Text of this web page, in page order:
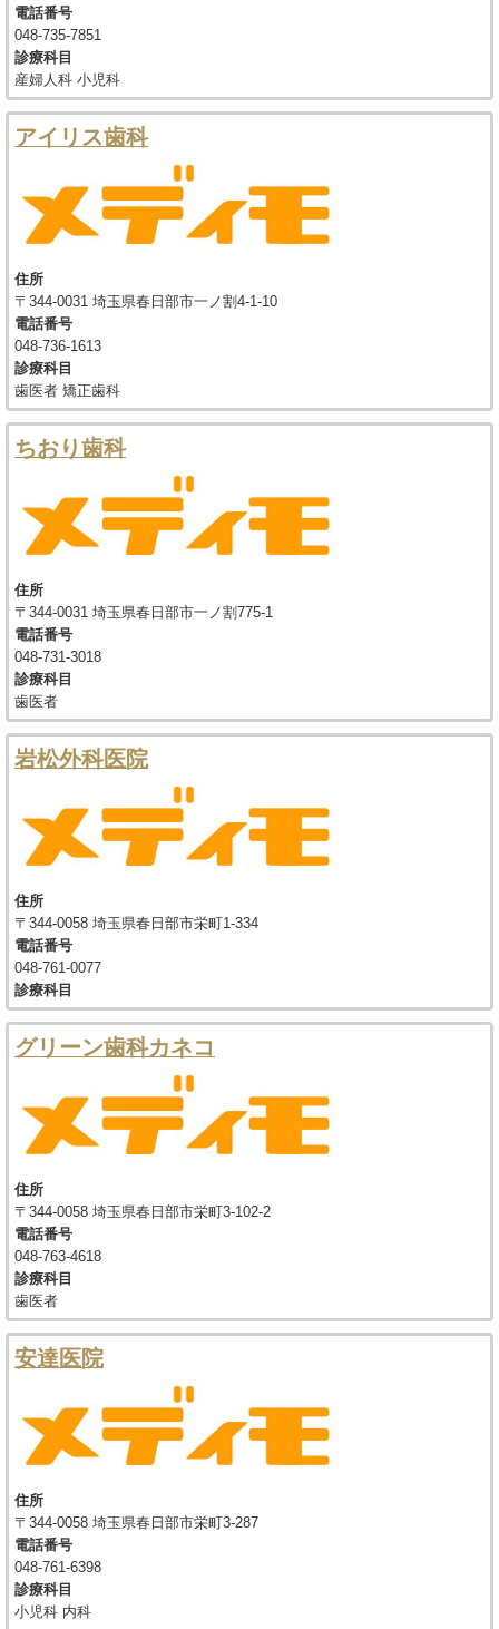
電話番号
048-735-7851
診療科目
産婦人科 小児科
アイリス歯科
住所
〒344-0031 埼玉県春日部市一ノ割4-1-10
電話番号
048-736-1613
診療科目
歯医者 矯正歯科
ちおり歯科
住所
〒344-0031 埼玉県春日部市一ノ割775-1
電話番号
048-731-3018
診療科目
歯医者
岩松外科医院
住所
〒344-0058 埼玉県春日部市栄町1-334
電話番号
048-761-0077
診療科目
グリーン歯科カネコ
住所
〒344-0058 埼玉県春日部市栄町3-102-2
電話番号
048-763-4618
診療科目
歯医者
安達医院
住所
〒344-0058 埼玉県春日部市栄町3-287
電話番号
048-761-6398
診療科目
小児科 内科